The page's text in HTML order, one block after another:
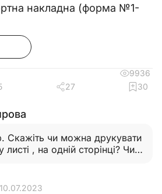
накладна (форма №1-
9936
27 30
Скажіть чи можна друкувати
, на одній сторінці? Чи
10.07.2023